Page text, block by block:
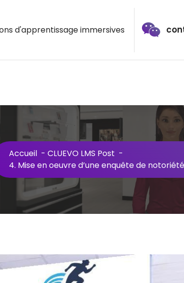
d'apprentissage immersives
Accueil - CLUEVO LMS Post -
4. Mise en oeuvre d’une enquête de notoriété